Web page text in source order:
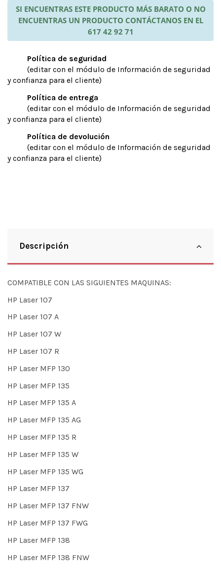
SI ENCUENTRAS ESTE PRODUCTO MÁS BARATO O NO
ENCUENTRAS UN PRODUCTO CONTÁCTANOS EN EL
617 42 92 71
Política de seguridad
(editar con el módulo de Información de seguridad
y confianza para el cliente)
Política de entrega
(editar con el módulo de Información de seguridad
y confianza para el cliente)
Política de devolución
(editar con el módulo de Información de seguridad
y confianza para el cliente)
Descripción
COMPATIBLE CON LAS SIGUIENTES MAQUINAS:
HP Laser 107
HP Laser 107 A
HP Laser 107 W
HP Laser 107 R
HP Laser MFP 130
HP Laser MFP 135
HP Laser MFP 135 A
HP Laser MFP 135 AG
HP Laser MFP 135 R
HP Laser MFP 135 W
HP Laser MFP 135 WG
HP Laser MFP 137
HP Laser MFP 137 FNW
HP Laser MFP 137 FWG
HP Laser MFP 138
HP Laser MFP 138 FNW